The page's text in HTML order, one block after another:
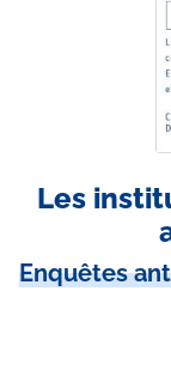
Les
Enquêtes